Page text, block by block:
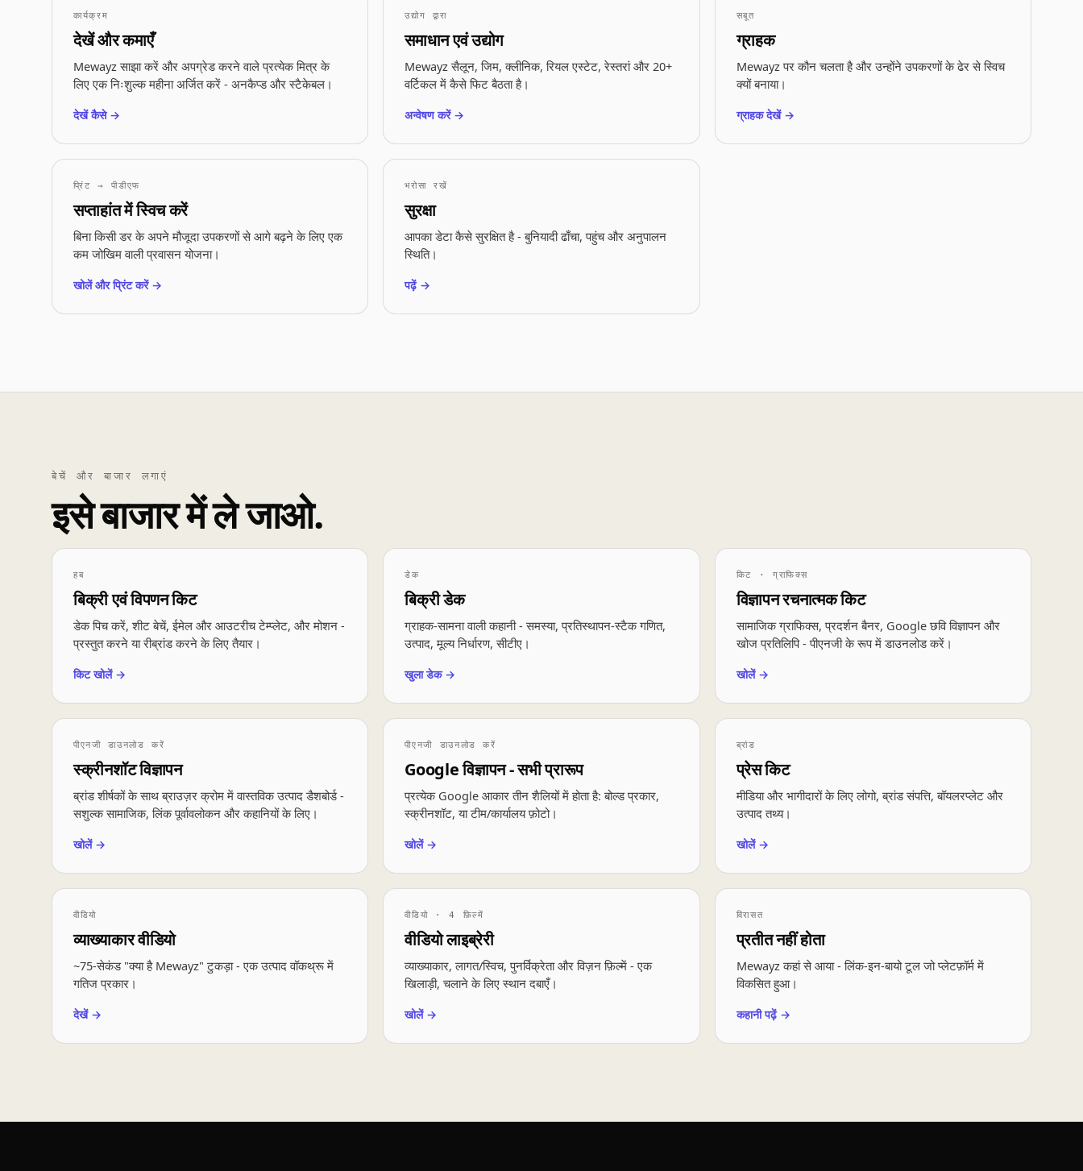
कार्यक्रम
देखें और कमाएँ
Mewayz साझा करें और अपग्रेड करने वाले प्रत्येक मित्र के
लिए एक निःशुल्क महीना अर्जित करें - अनकैप्ड और स्टैकेबल।
देखें कैसे →
उद्योग द्वारा
समाधान एवं उद्योग
Mewayz सैलून, जिम, क्लीनिक, रियल एस्टेट, रेस्तरां और 20+
वर्टिकल में कैसे फिट बैठता है।
अन्वेषण करें →
सबूत
ग्राहक
Mewayz पर कौन चलता है और उन्होंने उपकरणों के ढेर से स्विच
क्यों बनाया।
ग्राहक देखें →
प्रिंट → पीडीएफ
सप्ताहांत में स्विच करें
बिना किसी डर के अपने मौजूदा उपकरणों से आगे बढ़ने के लिए एक
कम जोखिम वाली प्रवासन योजना।
खोलें और प्रिंट करें →
भरोसा रखें
सुरक्षा
आपका डेटा कैसे सुरक्षित है - बुनियादी ढाँचा, पहुंच और अनुपालन
स्थिति।
पढ़ें →
बेचें और बाजार लगाएं
इसे बाजार में ले जाओ.
हब
बिक्री एवं विपणन किट
डेक पिच करें, शीट बेचें, ईमेल और आउटरीच टेम्प्लेट, और मोशन -
प्रस्तुत करने या रीब्रांड करने के लिए तैयार।
किट खोलें →
डेक
बिक्री डेक
ग्राहक-सामना वाली कहानी - समस्या, प्रतिस्थापन-स्टैक गणित,
उत्पाद, मूल्य निर्धारण, सीटीए।
खुला डेक →
किट · ग्राफिक्स
विज्ञापन रचनात्मक किट
सामाजिक ग्राफिक्स, प्रदर्शन बैनर, Google छवि विज्ञापन और
खोज प्रतिलिपि - पीएनजी के रूप में डाउनलोड करें।
खोलें →
पीएनजी डाउनलोड करें
स्क्रीनशॉट विज्ञापन
ब्रांड शीर्षकों के साथ ब्राउज़र क्रोम में वास्तविक उत्पाद डैशबोर्ड -
सशुल्क सामाजिक, लिंक पूर्वावलोकन और कहानियों के लिए।
खोलें →
पीएनजी डाउनलोड करें
Google विज्ञापन - सभी प्रारूप
प्रत्येक Google आकार तीन शैलियों में होता है: बोल्ड प्रकार,
स्क्रीनशॉट, या टीम/कार्यालय फ़ोटो।
खोलें →
ब्रांड
प्रेस किट
मीडिया और भागीदारों के लिए लोगो, ब्रांड संपत्ति, बॉयलरप्लेट और
उत्पाद तथ्य।
खोलें →
वीडियो
व्याख्याकार वीडियो
~75-सेकंड "क्या है Mewayz" टुकड़ा - एक उत्पाद वॉकथ्रू में
गतिज प्रकार।
देखें →
वीडियो · 4 फ़िल्में
वीडियो लाइब्रेरी
व्याख्याकार, लागत/स्विच, पुनर्विक्रेता और विज़न फ़िल्में - एक
खिलाड़ी, चलाने के लिए स्थान दबाएँ।
खोलें →
विरासत
प्रतीत नहीं होता
Mewayz कहां से आया - लिंक-इन-बायो टूल जो प्लेटफ़ॉर्म में
विकसित हुआ।
कहानी पढ़ें →